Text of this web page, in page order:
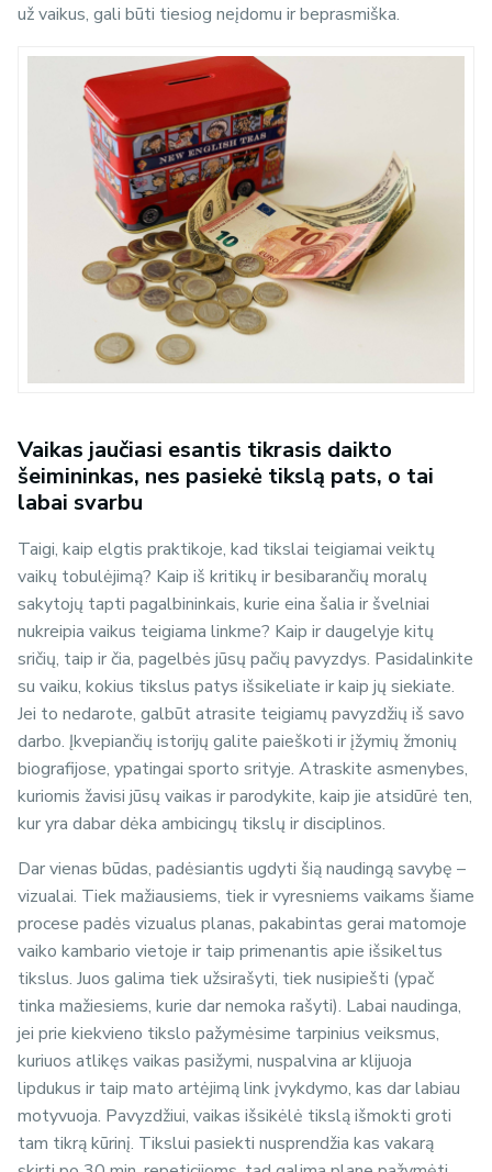
už vaikus, gali būti tiesiog neįdomu ir beprasmiška.
Vaikas jaučiasi esantis tikrasis daikto
šeimininkas, nes pasiekė tikslą pats, o tai
labai svarbu
Taigi, kaip elgtis praktikoje, kad tikslai teigiamai veiktų
vaikų tobulėjimą? Kaip iš kritikų ir besibarančių moralų
sakytojų tapti pagalbininkais, kurie eina šalia ir švelniai
nukreipia vaikus teigiama linkme? Kaip ir daugelyje kitų
sričių, taip ir čia, pagelbės jūsų pačių pavyzdys. Pasidalinkite
su vaiku, kokius tikslus patys išsikeliate ir kaip jų siekiate.
Jei to nedarote, galbūt atrasite teigiamų pavyzdžių iš savo
darbo. Įkvepiančių istorijų galite paieškoti ir įžymių žmonių
biografijose, ypatingai sporto srityje. Atraskite asmenybes,
kuriomis žavisi jūsų vaikas ir parodykite, kaip jie atsidūrė ten,
kur yra dabar dėka ambicingų tikslų ir disciplinos.
Dar vienas būdas, padėsiantis ugdyti šią naudingą savybę –
vizualai. Tiek mažiausiems, tiek ir vyresniems vaikams šiame
procese padės vizualus planas, pakabintas gerai matomoje
vaiko kambario vietoje ir taip primenantis apie išsikeltus
tikslus. Juos galima tiek užsirašyti, tiek nusipiešti (ypač
tinka mažiesiems, kurie dar nemoka rašyti). Labai naudinga,
jei prie kiekvieno tikslo pažymėsime tarpinius veiksmus,
kuriuos atlikęs vaikas pasižymi, nuspalvina ar klijuoja
lipdukus ir taip mato artėjimą link įvykdymo, kas dar labiau
motyvuoja. Pavyzdžiui, vaikas išsikėlė tikslą išmokti groti
tam tikrą kūrinį. Tikslui pasiekti nusprendžia kas vakarą